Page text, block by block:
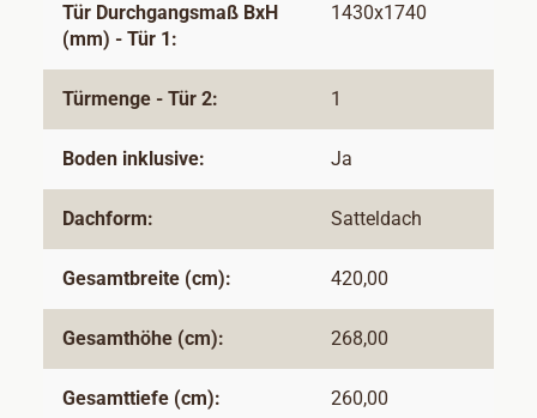
Tür Durchgangsmaß BxH
(mm) - Tür 1:
1430x1740
Türmenge - Tür 2: 1
Boden inklusive: Ja
Dachform: Satteldach
Gesamtbreite (cm): 420,00
Gesamthöhe (cm): 268,00
Gesamttiefe (cm): 260,00